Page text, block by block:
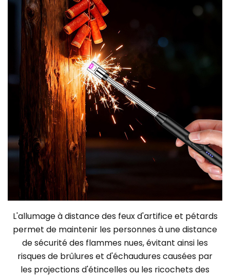
L'allumage à distance des feux d'artifice et pétards
permet de maintenir les personnes à une distance
de sécurité des flammes nues, évitant ainsi les
risques de brûlures et d'échaudures causées par
les projections d'étincelles ou les ricochets des